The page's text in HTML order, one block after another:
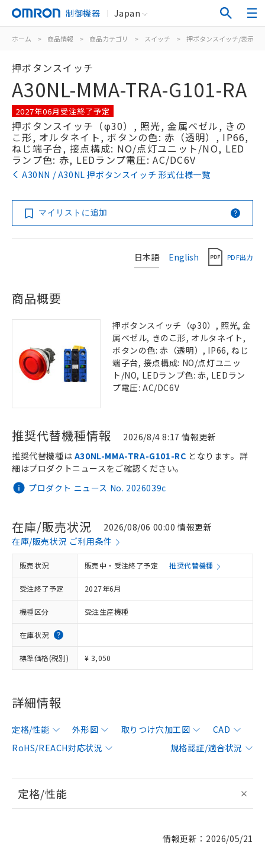
制御機器 Japan
ホーム > 商品情報 > 商品カテゴリ > スイッチ > 押ボタンスイッチ/表示灯
押ボタンスイッチ
A30NL-MMA-TRA-G101-RA
2027年06月受注終了予定
押ボタンスイッチ（φ30）, 照光, 金属ベゼル, きの
こ形, オルタネイト, ボタンの色: 赤（透明）, IP66,
ねじ端子台, 接点構成: NO/点灯ユニット/NO, LED
ランプ色: 赤, LEDランプ電圧: AC/DC6V
A30NN / A30NL 押ボタンスイッチ 形式仕様一覧
マイリストに追加
日本語 English PDF出力
商品概要
押ボタンスイッチ（φ30）, 照光, 金
属ベゼル, きのこ形, オルタネイト,
ボタンの色: 赤（透明）, IP66, ねじ
端子台, 接点構成: NO/点灯ユニッ
ト/NO, LEDランプ色: 赤, LEDラン
プ電圧: AC/DC6V
推奨代替機種情報 2026/8/4 8:17 情報更新
プロダクト ニュース No. 2026039c
推奨代替機種は A30NL-MMA-TRA-G101-RC となります。詳
細はプロダクトニュースをご確認ください。
在庫/販売状況
2026/08/06 00:00 情報更新
在庫/販売状況 ご利用条件
販売状況 販売中・受注終了予定 推奨代替機種
受注終了予定 2027年6月
機種区分 受注生産機種
在庫状況
標準価格(税別) ¥ 3,050
詳細情報
定格/性能 外形図 取りつけ穴加工図
CAD
RoHS/REACH対応状況
規格認証/適合状況
定格/性能
情報更新：2026/05/21